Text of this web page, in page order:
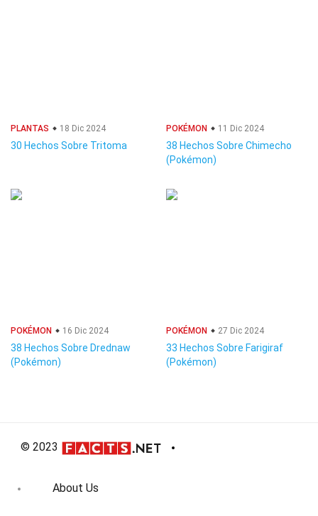
PLANTAS 18 Dic 2024
30 Hechos Sobre Tritoma
POKÉMON 11 Dic 2024
38 Hechos Sobre Chimecho
(Pokémon)
POKÉMON 16 Dic 2024
38 Hechos Sobre Drednaw
(Pokémon)
POKÉMON 27 Dic 2024
33 Hechos Sobre Farigiraf
(Pokémon)
© 2023
About Us